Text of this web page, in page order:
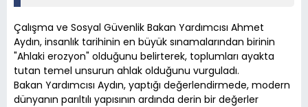
Çalışma ve Sosyal Güvenlik Bakan Yardımcısı Ahmet
Aydın, insanlık tarihinin en büyük sınamalarından birinin
"Ahlaki erozyon" olduğunu belirterek, toplumları ayakta
tutan temel unsurun ahlak olduğunu vurguladı.
Bakan Yardımcısı Aydın, yaptığı değerlendirmede, modern
dünyanın parıltılı yapısının ardında derin bir değerler